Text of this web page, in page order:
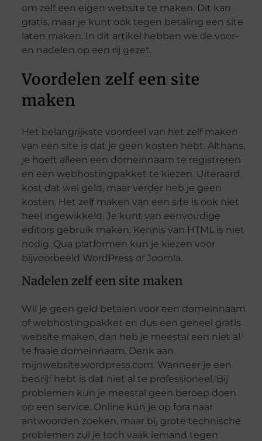
om zelf een eigen website te maken. Dit kan
gratis, maar je kunt ook tegen betaling een site
laten maken. In dit artikel hebben we de voor-
en nadelen op een rij gezet.
Voordelen zelf een site
maken
Het belangrijkste voordeel van het zelf maken
van een site is dat je geen kosten hebt. Althans,
je hoeft alleen een domeinnaam te registreren
en een webhostingpakket te kiezen. Uiteraard
kost dat wel geld, maar verder heb je geen
kosten. Het zelf maken van een site is ook niet
heel ingewikkeld. Je kunt van eenvoudige
editors gebruik maken. Kennis van HTML is niet
nodig. Qua platformen kun je kiezen voor
bijvoorbeeld WordPress of Joomla.
Nadelen zelf een site maken
Wil je geen geld betalen voor een domeinnaam
of webhostingpakket en dus een geheel gratis
website maken, dan heb je meestal een niet al
te fraaie domeinnaam. Denk aan
mijnwebsite.wordpress.com. Wanneer je een
bedrijf hebt is dat niet al te professioneel. Bij
problemen kun je meestal geen beroep doen
op een service. Online kun je op fora naar
antwoorden zoeken, maar bij grote technische
problemen zul je toch vaak iemand tegen